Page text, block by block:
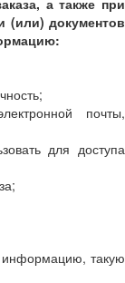
а также при
(или) документов
почты,
для доступа
информацию, такую